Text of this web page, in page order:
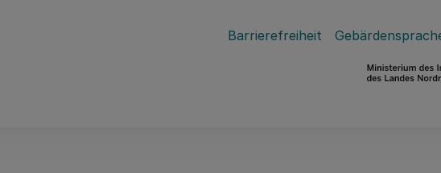
Barrierefreiheit